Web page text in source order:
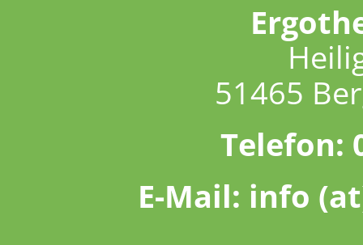
51465
Telefon:
E-Mail: info